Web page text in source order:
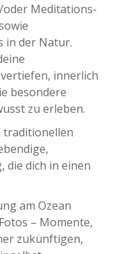
Meditations-
in der Natur.
innerlich
besondere
zu erleben.
traditionellen
die dich in einen
am Ozean
– Momente,
zukünftigen,